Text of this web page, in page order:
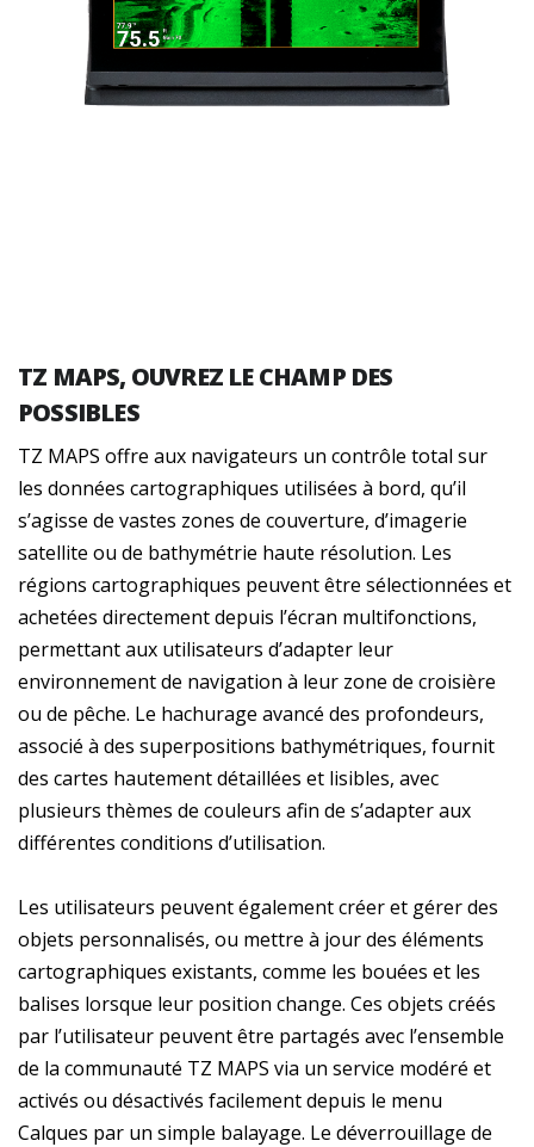
TZ MAPS, OUVREZ LE CHAMP DES
POSSIBLES
TZ MAPS offre aux navigateurs un contrôle total sur
les données cartographiques utilisées à bord, qu’il
s’agisse de vastes zones de couverture, d’imagerie
satellite ou de bathymétrie haute résolution. Les
régions cartographiques peuvent être sélectionnées et
achetées directement depuis l’écran multifonctions,
permettant aux utilisateurs d’adapter leur
environnement de navigation à leur zone de croisière
ou de pêche. Le hachurage avancé des profondeurs,
associé à des superpositions bathymétriques, fournit
des cartes hautement détaillées et lisibles, avec
plusieurs thèmes de couleurs afin de s’adapter aux
différentes conditions d’utilisation.
Les utilisateurs peuvent également créer et gérer des
objets personnalisés, ou mettre à jour des éléments
cartographiques existants, comme les bouées et les
balises lorsque leur position change. Ces objets créés
par l’utilisateur peuvent être partagés avec l’ensemble
de la communauté TZ MAPS via un service modéré et
activés ou désactivés facilement depuis le menu
Calques par un simple balayage. Le déverrouillage de